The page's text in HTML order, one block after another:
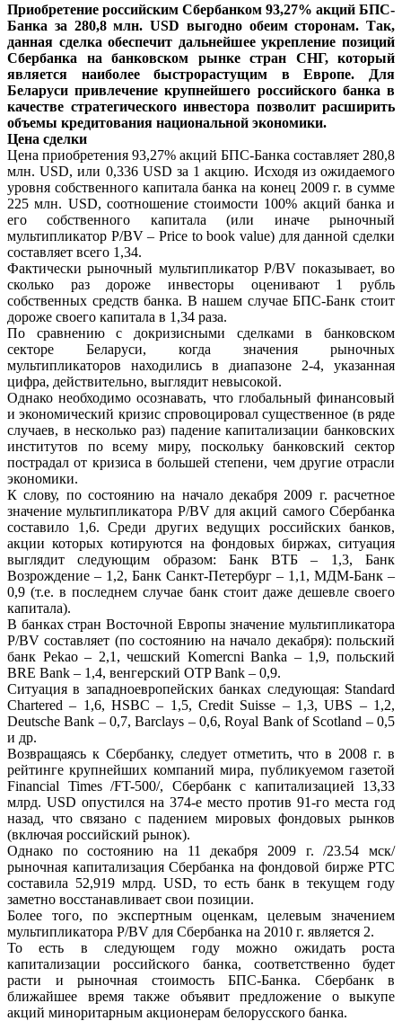
Приобретение российским Сбербанком 93,27% акций БПС-
Банка за 280,8 млн. USD выгодно обеим сторонам. Так,
данная сделка обеспечит дальнейшее укрепление позиций
Сбербанка на банковском рынке стран СНГ, который
является наиболее быстрорастущим в Европе. Для
Беларуси привлечение крупнейшего российского банка в
качестве стратегического инвестора позволит расширить
объемы кредитования национальной экономики.
Цена сделки
Цена приобретения 93,27% акций БПС-Банка составляет 280,8
млн. USD, или 0,336 USD за 1 акцию. Исходя из ожидаемого
уровня собственного капитала банка на конец 2009 г. в сумме
225 млн. USD, соотношение стоимости 100% акций банка и
его собственного капитала (или иначе рыночный
мультипликатор P/BV – Price to book value) для данной сделки
составляет всего 1,34.
Фактически рыночный мультипликатор P/BV показывает, во
сколько раз дороже инвесторы оценивают 1 рубль
собственных средств банка. В нашем случае БПС-Банк стоит
дороже своего капитала в 1,34 раза.
По сравнению с докризисными сделками в банковском
секторе Беларуси, когда значения рыночных
мультипликаторов находились в диапазоне 2-4, указанная
цифра, действительно, выглядит невысокой.
Однако необходимо осознавать, что глобальный финансовый
и экономический кризис спровоцировал существенное (в ряде
случаев, в несколько раз) падение капитализации банковских
институтов по всему миру, поскольку банковский сектор
пострадал от кризиса в большей степени, чем другие отрасли
экономики.
К слову, по состоянию на начало декабря 2009 г. расчетное
значение мультипликатора P/BV для акций самого Сбербанка
составило 1,6. Среди других ведущих российских банков,
акции которых котируются на фондовых биржах, ситуация
выглядит следующим образом: Банк ВТБ – 1,3, Банк
Возрождение – 1,2, Банк Санкт-Петербург – 1,1, МДМ-Банк –
0,9 (т.е. в последнем случае банк стоит даже дешевле своего
капитала).
В банках стран Восточной Европы значение мультипликатора
P/BV составляет (по состоянию на начало декабря): польский
банк Pekao – 2,1, чешский Komercni Banka – 1,9, польский
BRE Bank – 1,4, венгерский OTP Bank – 0,9.
Ситуация в западноевропейских банках следующая: Standard
Chartered – 1,6, HSBC – 1,5, Credit Suisse – 1,3, UBS – 1,2,
Deutsche Bank – 0,7, Barclays – 0,6, Royal Bank of Scotland – 0,5
и др.
Возвращаясь к Сбербанку, следует отметить, что в 2008 г. в
рейтинге крупнейших компаний мира, публикуемом газетой
Financial Times /FT-500/, Сбербанк с капитализацией 13,33
млрд. USD опустился на 374-е место против 91-го места год
назад, что связано с падением мировых фондовых рынков
(включая российский рынок).
Однако по состоянию на 11 декабря 2009 г. /23.54 мск/
рыночная капитализация Сбербанка на фондовой бирже РТС
составила 52,919 млрд. USD, то есть банк в текущем году
заметно восстанавливает свои позиции.
Более того, по экспертным оценкам, целевым значением
мультипликатора P/BV для Сбербанка на 2010 г. является 2.
То есть в следующем году можно ожидать роста
капитализации российского банка, соответственно будет
расти и рыночная стоимость БПС-Банка. Сбербанк в
ближайшее время также объявит предложение о выкупе
акций миноритарным акционерам белорусского банка.